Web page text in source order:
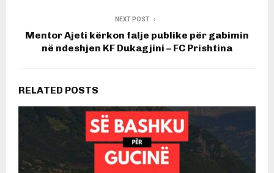
NEXT POST
Mentor Ajeti kërkon falje publike për gabimin
në ndeshjen KF Dukagjini – FC Prishtina
RELATED POSTS